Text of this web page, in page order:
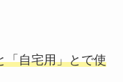
「自宅用」とで使